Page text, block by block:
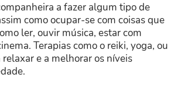
a fazer algum tipo de
como ocupar-se com coisas que
ler, ouvir música, estar com
Terapias como o reiki, yoga, ou
e a melhorar os níveis